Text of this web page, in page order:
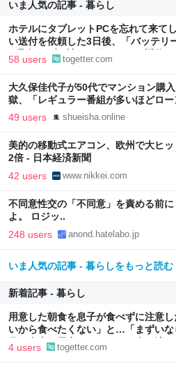
いま人気の記事 - 暮らし
ホテルにタブレットPCを忘れて来て
い送付を依頼した3日後、「バッテリ
が取扱わず、諦めて下さい」と返信が
58 users togetter.com
大久保佳代子が50代でマンション購
獄、「レギュラー番組が多いほどロ
言われた“芸能人ならではの事情” | 集
49 users shueisha.online
美的の移動式エアコン、欧州で大ヒ
2倍 - 日本経済新聞
42 users www.nikkei.com
不同意性交の「不同意」を責める前
よ。 ロジッ..
248 users anond.hatelabo.jp
いま人気の記事 - 暮らしをもっと読む
新着記事 - 暮らし
用意した朝食を息子が食べずに注意
いから食べたくない」と…「まずい
分で食事を用意しなさい。お金は渡す
4 users togetter.com